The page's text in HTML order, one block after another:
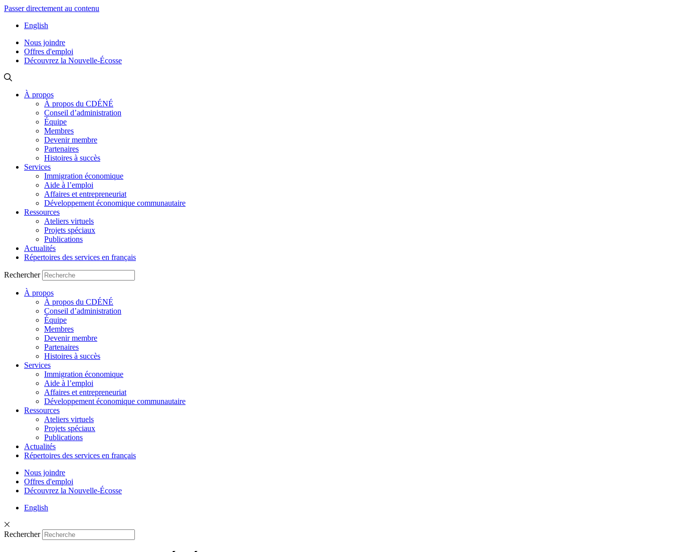
Passer directement au contenu
English
Nous joindre
Offres d'emploi
Découvrez la Nouvelle-Écosse
À propos
À propos du CDÉNÉ
Conseil d’administration
Équipe
Membres
Devenir membre
Partenaires
Histoires à succès
Services
Immigration économique
Aide à l’emploi
Affaires et entrepreneuriat
Développement économique communautaire
Ressources
Ateliers virtuels
Projets spéciaux
Publications
Actualités
Répertoires des services en français
Rechercher
À propos
À propos du CDÉNÉ
Conseil d’administration
Équipe
Membres
Devenir membre
Partenaires
Histoires à succès
Services
Immigration économique
Aide à l’emploi
Affaires et entrepreneuriat
Développement économique communautaire
Ressources
Ateliers virtuels
Projets spéciaux
Publications
Actualités
Répertoires des services en français
Nous joindre
Offres d'emploi
Découvrez la Nouvelle-Écosse
English
Rechercher